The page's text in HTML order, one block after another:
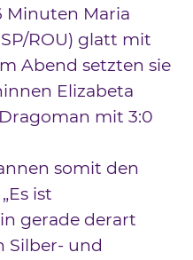
Minuten Maria
ROU) glatt mit
Abend setzten sie
Elizabeta
mit 3:0
somit den
ist
gerade derart
Silber- und